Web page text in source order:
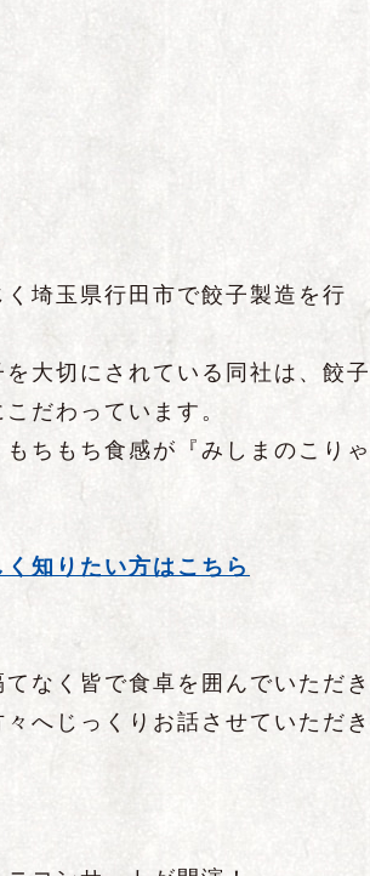
埼玉県行田市で餃子製造を行
大切にされている同社は、餃子
だわっています。
ちもち食感が『みしまのこりゃ
知りたい方はこちら
なく皆で食卓を囲んでいただき
へじっくりお話させていただき